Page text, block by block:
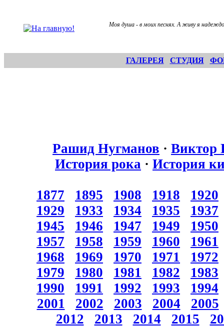
Моя душа - в моих песнях. А живу я
ГАЛЕРЕЯ СТУДИЯ
Рашид Нугманов · Виктор
История рока · История
1877 1895 1908 1918
1920
1929
1933 1934 1935
1937
1945
1946 1947 1949
1950
1957
1958 1959 1960
1961
1968
1969 1970 1971
1972
1979
1980 1981 1982
1983
1990
1991 1992 1993
1994
2001
2002 2003 2004
2005
2012
2013 2014 2015